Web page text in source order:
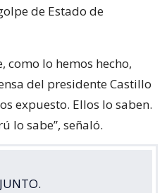
de Estado de
como lo hemos hecho,
del presidente Castillo
expuesto. Ellos lo saben.
lo sabe”, señaló.